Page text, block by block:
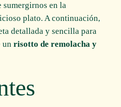
sumergirnos en la
plato. A continuación,
detallada y sencilla para
unrisotto de remolacha y